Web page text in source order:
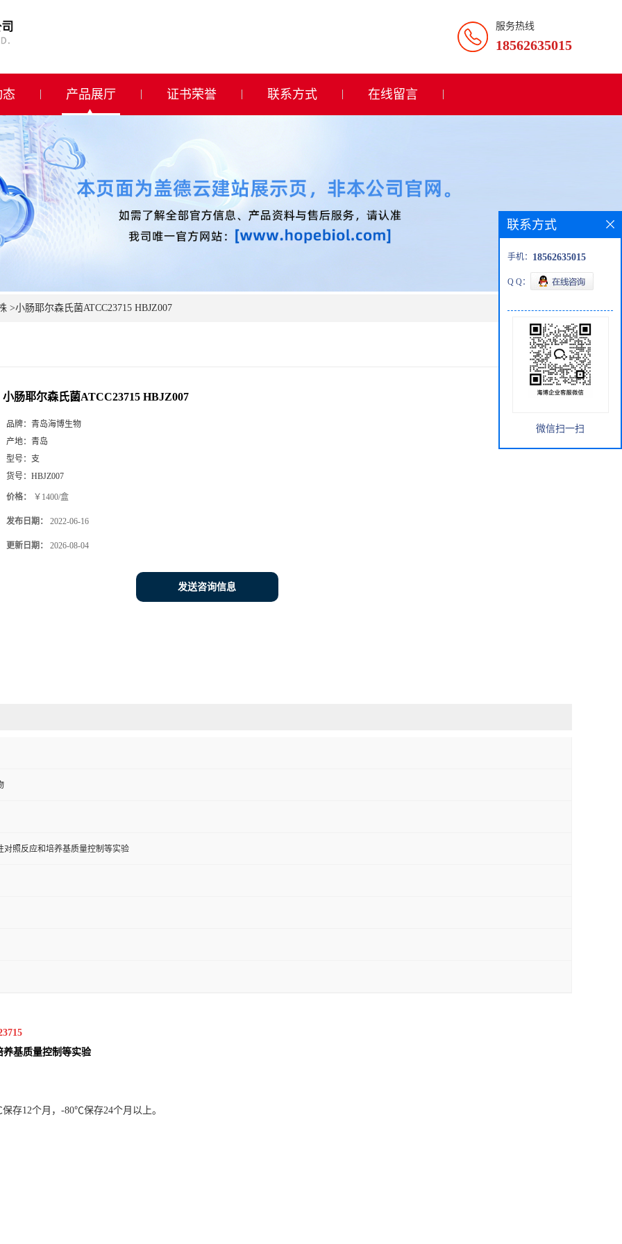
服务热线
18562635015
产品展厅 证书荣誉 联系方式 在线留言
>小肠耶尔森氏菌ATCC23715 HBJZ007
小肠耶尔森氏菌ATCC23715 HBJZ007
品牌： 青岛海博生物
产地： 青岛
型号： 支
货号： HBJZ007
价格： ￥1400/盒
发布日期： 2022-06-16
更新日期： 2026-08-04
发送咨询信息
对照反应和培养基质量控制等实验
养基质量控制等实验
存12个月，-80℃保存24个月以上。
联系方式
手机： 18562635015
Q Q：
微信扫一扫